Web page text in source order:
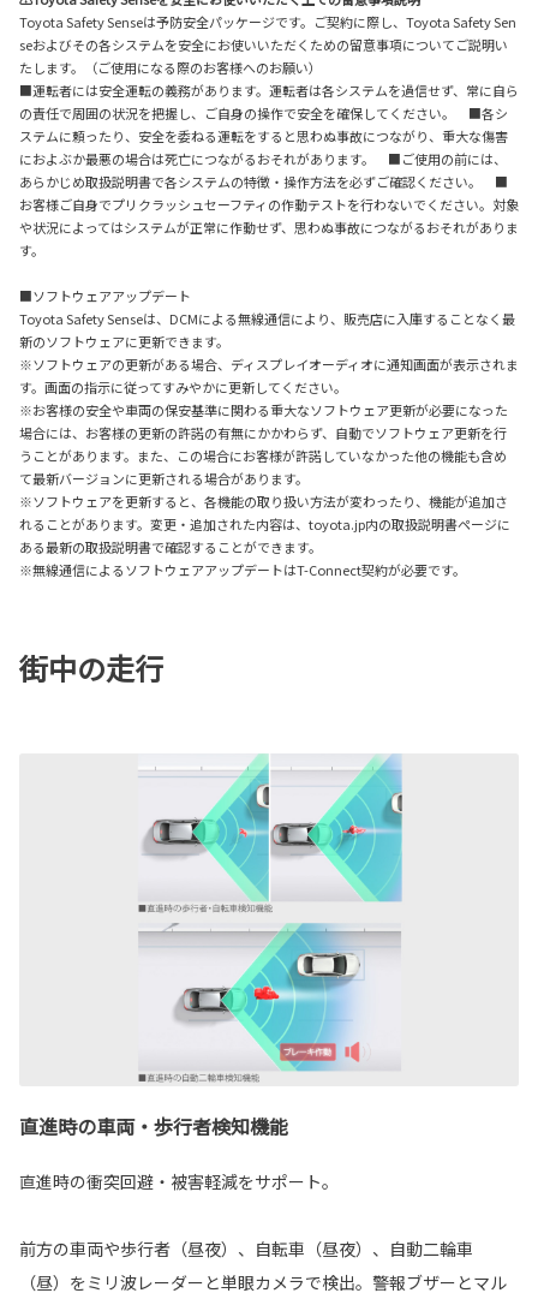
Toyota Safety Senseは予防安全パッケージです。ご契約に際し、Toyota Safety Sen
seおよびその各システムを安全にお使いいただくための留意事項についてご説明い
たします。（ご使用になる際のお客様へのお願い）
■運転者には安全運転の義務があります。運転者は各システムを過信せず、常に自ら
の責任で周囲の状況を把握し、ご自身の操作で安全を確保してください。 ■各シ
ステムに頼ったり、安全を委ねる運転をすると思わぬ事故につながり、重大な傷害
におよぶか最悪の場合は死亡につながるおそれがあります。 ■ご使用の前には、
あらかじめ取扱説明書で各システムの特徴・操作方法を必ずご確認ください。 ■
お客様ご自身でプリクラッシュセーフティの作動テストを行わないでください。対象
や状況によってはシステムが正常に作動せず、思わぬ事故につながるおそれがありま
す。
■ソフトウェアアップデート
Toyota Safety Senseは、DCMによる無線通信により、販売店に入庫することなく最
新のソフトウェアに更新できます。
※ソフトウェアの更新がある場合、ディスプレイオーディオに通知画面が表示されま
す。画面の指示に従ってすみやかに更新してください。
※お客様の安全や車両の保安基準に関わる重大なソフトウェア更新が必要になった
場合には、お客様の更新の許諾の有無にかかわらず、自動でソフトウェア更新を行
うことがあります。また、この場合にお客様が許諾していなかった他の機能も含め
て最新バージョンに更新される場合があります。
※ソフトウェアを更新すると、各機能の取り扱い方法が変わったり、機能が追加さ
れることがあります。変更・追加された内容は、toyota.jp内の取扱説明書ページに
ある最新の取扱説明書で確認することができます。
※無線通信によるソフトウェアアップデートはT-Connect契約が必要です。
街中の走行
直進時の車両・歩行者検知機能
直進時の衝突回避・被害軽減をサポート。
前方の車両や歩行者（昼夜）、自転車（昼夜）、自動二輪車
（昼）をミリ波レーダーと単眼カメラで検出。警報ブザーとマル